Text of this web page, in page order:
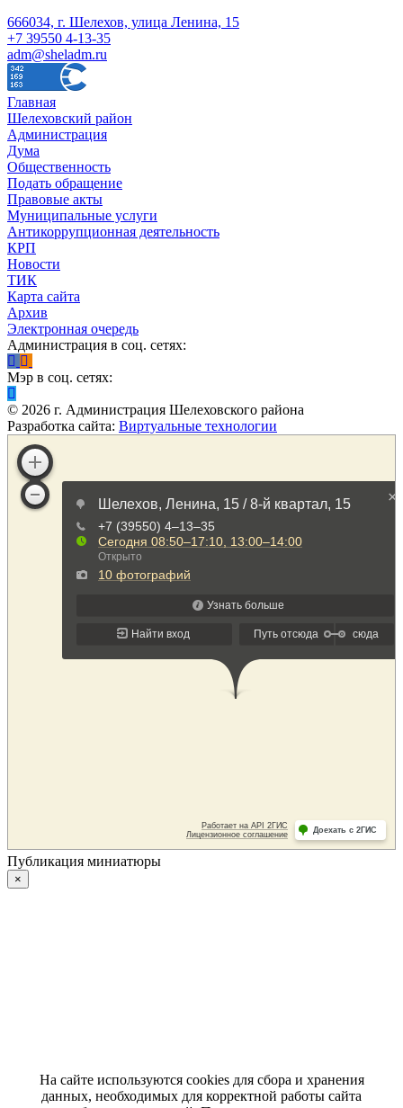
666034, г. Шелехов, улица Ленина, 15
+7 39550 4-13-35
adm@sheladm.ru
Главная
Шелеховский район
Администрация
Дума
Общественность
Подать обращение
Правовые акты
Муниципальные услуги
Антикоррупционная деятельность
КРП
Новости
ТИК
Карта сайта
Архив
Электронная очередь
Администрация в соц. сетях:
Мэр в соц. сетях:
© 2026 г. Администрация Шелеховского района
Разработка сайта: Виртуальные технологии
Публикация миниатюры
×
На сайте используются cookies для сбора и хранения
данных, необходимых для корректной работы сайта